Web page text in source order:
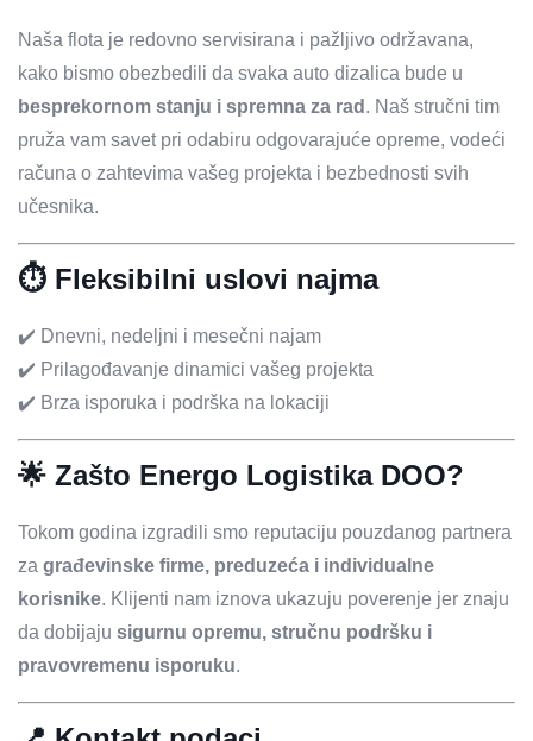
Naša flota je redovno servisirana i pažljivo održavana,
kako bismo obezbedili da svaka auto dizalica bude u
besprekornom stanju i spremna za rad . Naš stručni tim
pruža vam savet pri odabiru odgovarajuće opreme, vodeći
računa o zahtevima vašeg projekta i bezbednosti svih
učesnika.
⏱️ Fleksibilni uslovi najma
✔️ Dnevni, nedeljni i mesečni najam
✔️ Prilagođavanje dinamici vašeg projekta
✔️ Brza isporuka i podrška na lokaciji
🌟 Zašto Energo Logistika DOO?
Tokom godina izgradili smo reputaciju pouzdanog partnera
za građevinske firme, preduzeća i individualne
korisnike. Klijenti nam iznova ukazuju poverenje jer znaju
da dobijaju sigurnu opremu, stručnu podršku i
pravovremenu isporuku.